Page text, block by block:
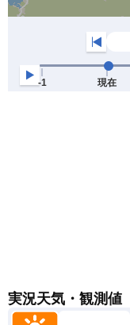
実況天気・観測値